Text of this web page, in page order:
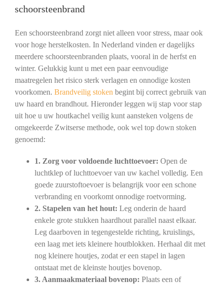
schoorsteenbrand
Een schoorsteenbrand zorgt niet alleen voor stress, maar ook
voor hoge herstelkosten. In Nederland vinden er dagelijks
meerdere schoorsteenbranden plaats, vooral in de herfst en
winter. Gelukkig kunt u met een paar eenvoudige
maatregelen het risico sterk verlagen en onnodige kosten
voorkomen. Brandveilig stoken begint bij correct gebruik van
uw haard en brandhout. Hieronder leggen wij stap voor stap
uit hoe u uw houtkachel veilig kunt aansteken volgens de
omgekeerde Zwitserse methode, ook wel top down stoken
genoemd:
1. Zorg voor voldoende luchttoevoer: Open de
luchtklep of luchttoevoer van uw kachel volledig. Een
goede zuurstoftoevoer is belangrijk voor een schone
verbranding en voorkomt onnodige roetvorming.
2. Stapelen van het hout: Leg onderin de haard
enkele grote stukken haardhout parallel naast elkaar.
Leg daarboven in tegengestelde richting, kruislings,
een laag met iets kleinere houtblokken. Herhaal dit met
nog kleinere houtjes, zodat er een stapel in lagen
ontstaat met de kleinste houtjes bovenop.
3. Aanmaakmateriaal bovenop: Plaats een of